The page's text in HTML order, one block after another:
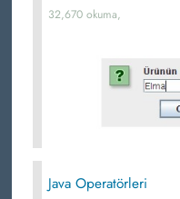
32,670 okuma,
Java Operatörleri